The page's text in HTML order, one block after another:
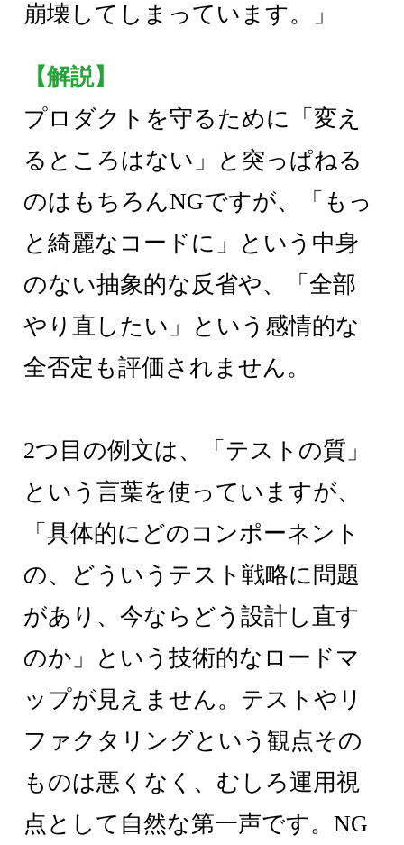
崩壊してしまっています。」
【解説】
プロダクトを守るために「変え
るところはない」と突っぱねる
のはもちろんNGですが、「もっ
と綺麗なコードに」という中身
のない抽象的な反省や、「全部
やり直したい」という感情的な
全否定も評価されません。
2つ目の例文は、「テストの質」
という言葉を使っていますが、
「具体的にどのコンポーネント
の、どういうテスト戦略に問題
があり、今ならどう設計し直す
のか」という技術的なロードマ
ップが見えません。テストやリ
ファクタリングという観点その
ものは悪くなく、むしろ運用視
点として自然な第一声です。NG